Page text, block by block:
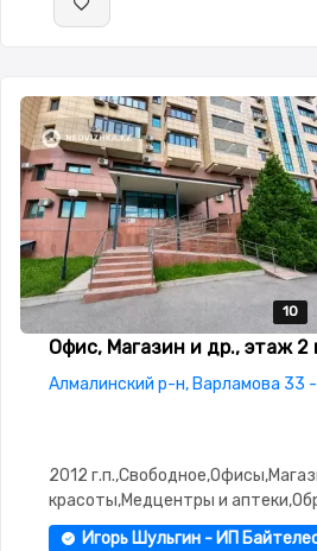
10
10
10
10
10
Офис, Магазин и др., этаж 2
Алмалинский р-н, Варламова 33
2012
красоты,Медцентры и
залы,Кабинеты и рабочие
Игорь Шульгин - ИП